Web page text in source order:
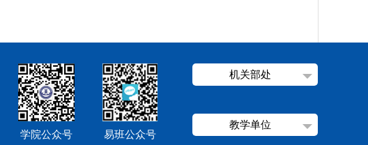
学院公众号 易班公众号
机关部处
教学单位